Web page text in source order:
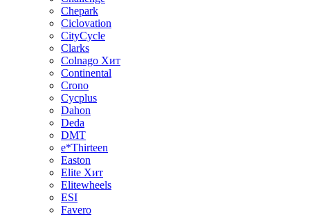
Chepark
Ciclovation
CityCycle
Clarks
Colnago Хит
Continental
Crono
Cycplus
Dahon
Deda
DMT
e*Thirteen
Easton
Elite Хит
Elitewheels
ESI
Favero